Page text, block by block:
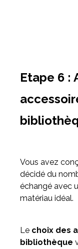
Etape 6 :
Vous avez
décidé du
échangé avec
matériau idéal.
Le choix des
bibliothèque